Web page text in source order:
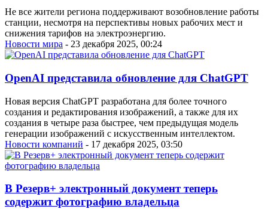
Не все жители региона поддерживают возобновление работы
станции, несмотря на перспективы новых рабочих мест и
снижения тарифов на электроэнергию.
Новости мира - 23 декабря 2025, 00:24
OpenAI представила обновление для ChatGPT
Новая версия ChatGPT разработана для более точного
создания и редактирования изображений, а также для их
создания в четыре раза быстрее, чем предыдущая модель
генерации изображений с искусственным интеллектом.
Новости компаний - 17 декабря 2025, 03:50
В Резерв+ электронный документ теперь
содержит фотографию владельца